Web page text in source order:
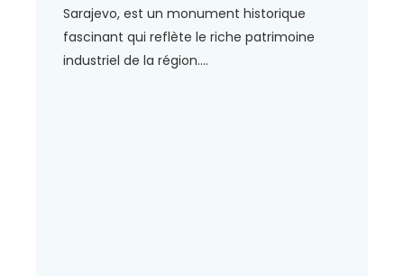
Sarajevo, est un monument historique
fascinant qui reflète le riche patrimoine
industriel de la région....